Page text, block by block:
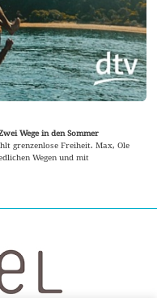
Wege in den Sommer
grenzenlose Freiheit. Max, Ole
Wegen und mit